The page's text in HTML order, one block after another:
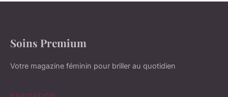
Soins Premium
Votre magazine féminin pour briller au quotidien